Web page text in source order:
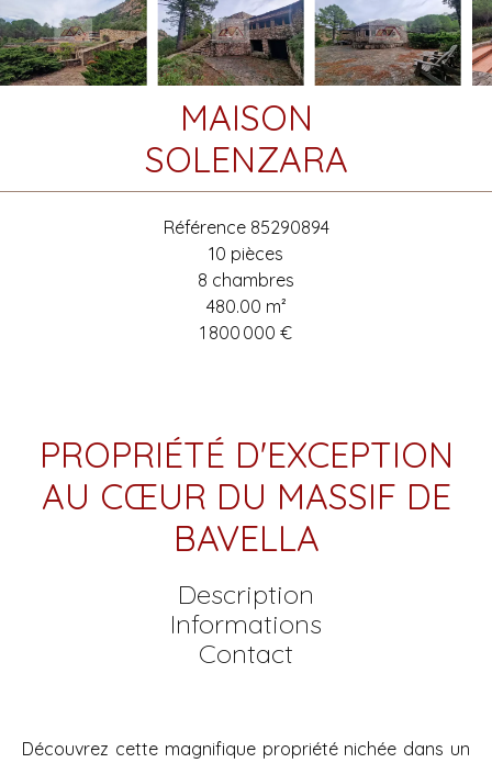
MAISON
SOLENZARA
Référence85290894
10 pièces
8 chambres
480.00 m²
1 800 000 €
PROPRIÉTÉ D'EXCEPTION
AU CŒUR DU MASSIF DE
BAVELLA
Description
Informations
Contact
Découvrez cette magnifique propriété nichée dans un